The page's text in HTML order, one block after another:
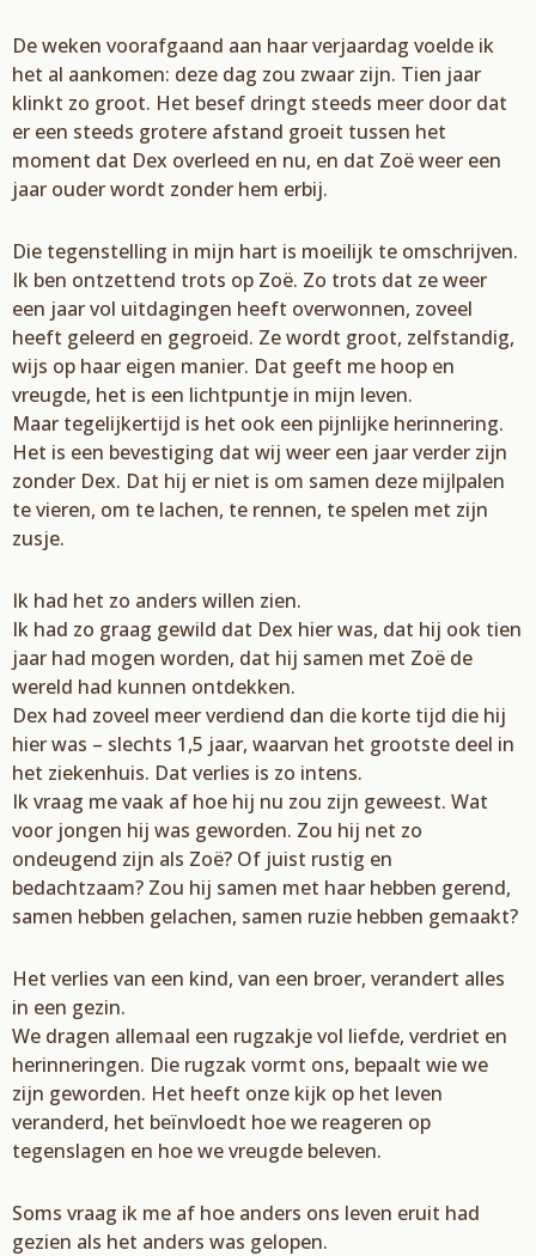
De weken voorafgaand aan haar verjaardag voelde ik
het al aankomen: deze dag zou zwaar zijn. Tien jaar
klinkt zo groot. Het besef dringt steeds meer door dat
er een steeds grotere afstand groeit tussen het
moment dat Dex overleed en nu, en dat Zoë weer een
jaar ouder wordt zonder hem erbij.
Die tegenstelling in mijn hart is moeilijk te omschrijven.
Ik ben ontzettend trots op Zoë. Zo trots dat ze weer
een jaar vol uitdagingen heeft overwonnen, zoveel
heeft geleerd en gegroeid. Ze wordt groot, zelfstandig,
wijs op haar eigen manier. Dat geeft me hoop en
vreugde, het is een lichtpuntje in mijn leven.
Maar tegelijkertijd is het ook een pijnlijke herinnering.
Het is een bevestiging dat wij weer een jaar verder zijn
zonder Dex. Dat hij er niet is om samen deze mijlpalen
te vieren, om te lachen, te rennen, te spelen met zijn
zusje.
Ik had het zo anders willen zien.
Ik had zo graag gewild dat Dex hier was, dat hij ook tien
jaar had mogen worden, dat hij samen met Zoë de
wereld had kunnen ontdekken.
Dex had zoveel meer verdiend dan die korte tijd die hij
hier was – slechts 1,5 jaar, waarvan het grootste deel in
het ziekenhuis. Dat verlies is zo intens.
Ik vraag me vaak af hoe hij nu zou zijn geweest. Wat
voor jongen hij was geworden. Zou hij net zo
ondeugend zijn als Zoë? Of juist rustig en
bedachtzaam? Zou hij samen met haar hebben gerend,
samen hebben gelachen, samen ruzie hebben gemaakt?
Het verlies van een kind, van een broer, verandert alles
in een gezin.
We dragen allemaal een rugzakje vol liefde, verdriet en
herinneringen. Die rugzak vormt ons, bepaalt wie we
zijn geworden. Het heeft onze kijk op het leven
veranderd, het beïnvloedt hoe we reageren op
tegenslagen en hoe we vreugde beleven.
Soms vraag ik me af hoe anders ons leven eruit had
gezien als het anders was gelopen.